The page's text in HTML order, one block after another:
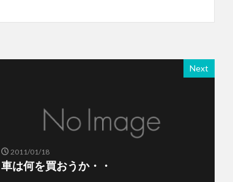
Next
2011/01/18
車は何を買おうか・・